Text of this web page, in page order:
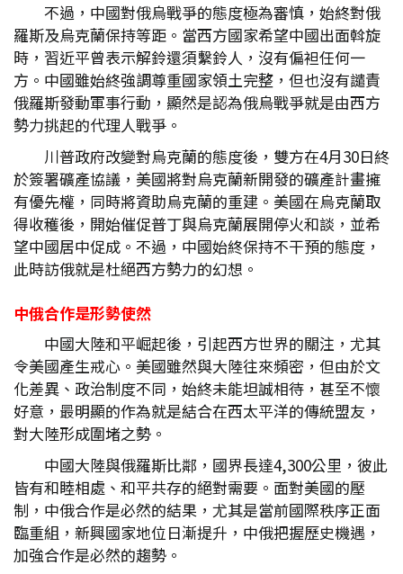
不過，中國對俄烏戰爭的態度極為審慎，始終對俄
羅斯及烏克蘭保持等距。當西方國家希望中國出面斡旋
時，習近平曾表示解鈴還須繫鈴人，沒有偏袒任何一
方。中國雖始終強調尊重國家領土完整，但也沒有譴責
俄羅斯發動軍事行動，顯然是認為俄烏戰爭就是由西方
勢力挑起的代理人戰爭。
川普政府改變對烏克蘭的態度後，雙方在4月30日終
於簽署礦產協議，美國將對烏克蘭新開發的礦產計畫擁
有優先權，同時將資助烏克蘭的重建。美國在烏克蘭取
得收穫後，開始催促普丁與烏克蘭展開停火和談，並希
望中國居中促成。不過，中國始終保持不干預的態度，
此時訪俄就是杜絕西方勢力的幻想。
中俄合作是形勢使然
中國大陸和平崛起後，引起西方世界的關注，尤其
令美國產生戒心。美國雖然與大陸往來頻密，但由於文
化差異、政治制度不同，始終未能坦誠相待，甚至不懷
好意，最明顯的作為就是結合在西太平洋的傳統盟友，
對大陸形成圍堵之勢。
中國大陸與俄羅斯比鄰，國界長達4,300公里，彼此
皆有和睦相處、和平共存的絕對需要。面對美國的壓
制，中俄合作是必然的結果，尤其是當前國際秩序正面
臨重組，新興國家地位日漸提升，中俄把握歷史機遇，
加強合作是必然的趨勢。